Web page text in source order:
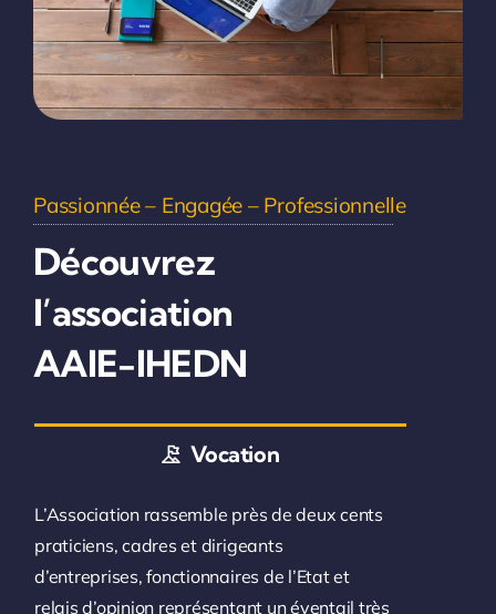
Passionnée – Engagée – Professionnelle
Découvrez
l’association
AAIE-IHEDN
Vocation
L’Association rassemble près de deux cents
praticiens, cadres et dirigeants
d’entreprises, fonctionnaires de l’Etat et
relais d’opinion représentant un éventail très